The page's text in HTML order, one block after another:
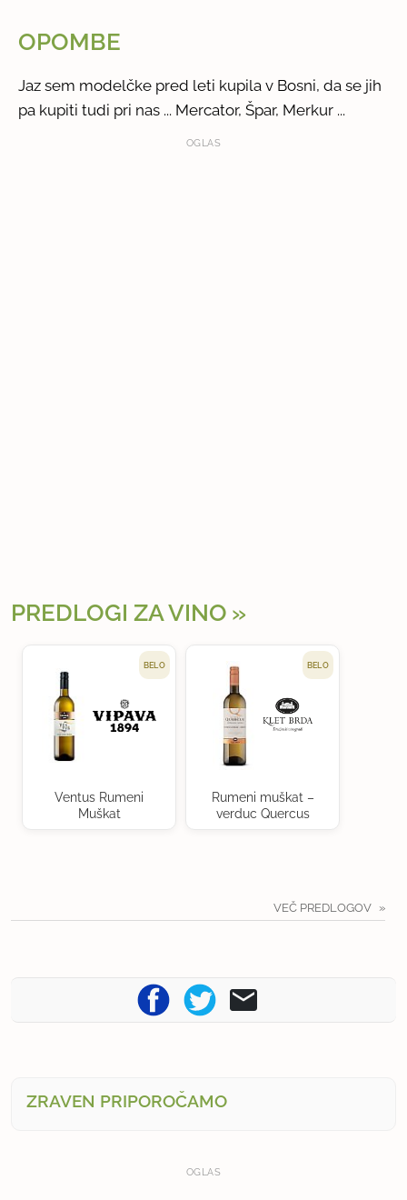
OPOMBE
Jaz sem modelčke pred leti kupila v Bosni, da se jih
pa kupiti tudi pri nas ... Mercator, Špar, Merkur ...
OGLAS
PREDLOGI ZA VINO
BELO
Ventus Rumeni
Muškat
BELO
Rumeni muškat –
verduc Quercus
VEČ PREDLOGOV
ZRAVEN PRIPOROČAMO
OGLAS